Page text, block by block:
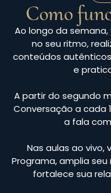
Como
Ao longo da
no seu ritmo,
conteúdos
e
A partir do segundo
Conversação a cada
a fala
Nas aulas ao
Programa, amplia
fortalece sua